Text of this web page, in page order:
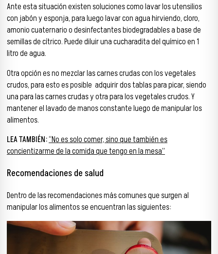
Ante esta situación existen soluciones como lavar los utensilios
con jabón y esponja, para luego lavar con agua hirviendo, cloro,
amonio cuaternario o desinfectantes biodegradables a base de
semillas de cítrico. Puede diluir una cucharadita del químico en 1
litro de agua.
Otra opción es no mezclar las carnes crudas con los vegetales
crudos, para esto es posible adquirir dos tablas para picar, siendo
una para las carnes crudas y otra para los vegetales crudos. Y
mantener el lavado de manos constante luego de manipular los
alimentos.
LEA TAMBIÉN:“No es solo comer, sino que también es
concientizarme de la comida que tengo en la mesa”
Recomendaciones de salud
Dentro de las recomendaciones más comunes que surgen al
manipular los alimentos se encuentran las siguientes: